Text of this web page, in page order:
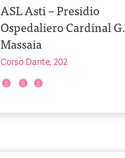
ASL Asti – Presidio
Ospedaliero Cardinal G.
Massaia
Corso Dante, 202